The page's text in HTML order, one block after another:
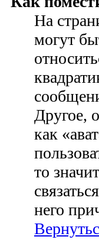
На
могут
Другое,
как
то
него